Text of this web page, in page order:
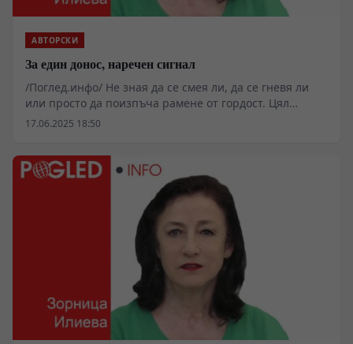
АВТОРСКИ
За един донос, наречен сигнал
/Поглед.инфо/ Не зная да се смея ли, да се гневя ли
или просто да поизпъча рамене от гордост. Цял
„Атлантически съвет на България” донася до и.д.
се изявявам отвреме –навреме, „трови българското
публично пространство с неверен, злонамерен и
антидемократичен наратив, пряко произтичащ от
Русия и прокремълските злонамерени към България и
българското демократично общество източници”.
17.06.2025 18:50